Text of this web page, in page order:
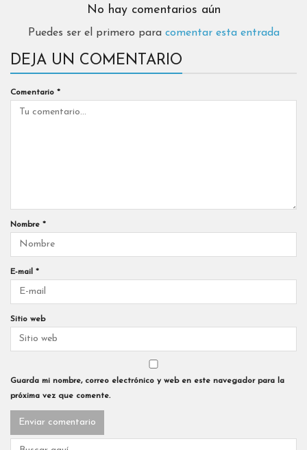
No hay comentarios aún
Puedes ser el primero para comentar esta entrada
DEJA UN COMENTARIO
Comentario *
Nombre *
E-mail *
Sitio web
Guarda mi nombre, correo electrónico y web en este navegador para la
próxima vez que comente.